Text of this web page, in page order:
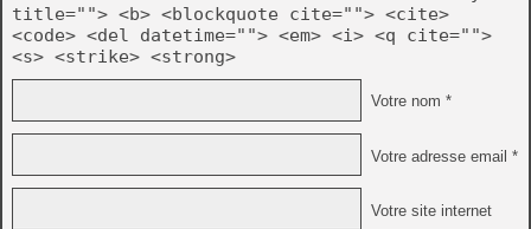
title=""> <b> <blockquote cite=""> <cite>
<code> <del datetime=""> <em> <i> <q cite="">
<s> <strike> <strong>
Votre nom *
Votre adresse email *
Votre site internet